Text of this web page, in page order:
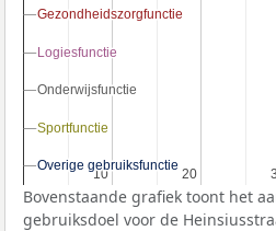
10
10 20
20
Gezondheidszorgfunctie
Gezondheidszorgfunctie
Logiesfunctie
Logiesfunctie
Onderwijsfunctie
Onderwijsfunctie
Sportfunctie
Sportfunctie
Overige gebruiksfunctie
Overige gebruiksfunctie
Bovenstaande grafiek toont het
gebruiksdoel voor de